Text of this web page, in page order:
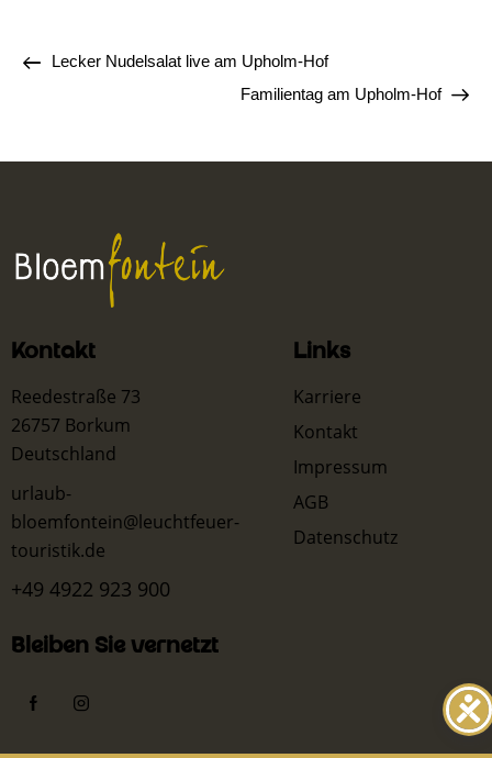
Lecker Nudelsalat live am Upholm-Hof
Familientag am Upholm-Hof
Kontakt
Reedestraße 73
26757 Borkum
Deutschland
urlaub-
bloemfontein@leuchtfeuer-
touristik.de
+49 4922 923 900
Links
Karriere
Kontakt
Impressum
AGB
Datenschutz
Bleiben Sie vernetzt